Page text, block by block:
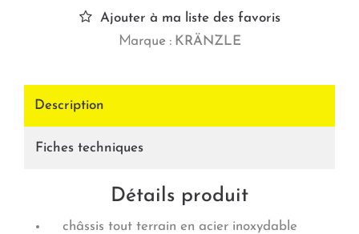
Ajouter à ma liste des favoris
Marque : KRÄNZLE
Description
Fiches techniques
Détails produit
châssis tout terrain en acier inoxydable